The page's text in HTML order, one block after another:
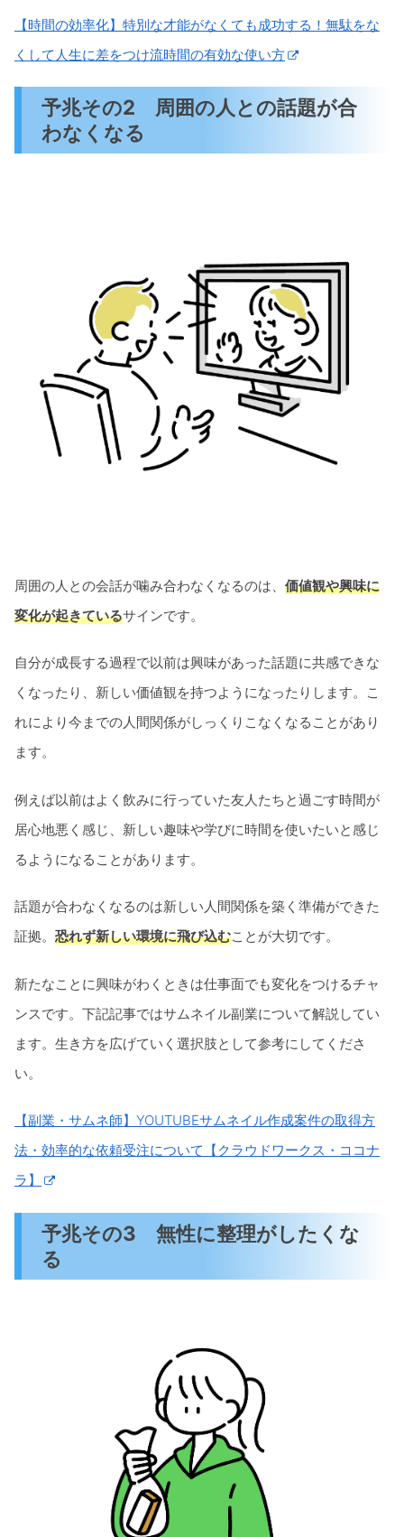
【時間の効率化】特別な才能がなくても成功する！無駄をな
くして人生に差をつけ流時間の有効な使い方
予兆その2 周囲の人との話題が合
わなくなる
周囲の人との会話が噛み合わなくなるのは、 価値観や興味に
変化が起きているサインです。
自分が成長する過程で以前は興味があった話題に共感できな
くなったり、新しい価値観を持つようになったりします。こ
れにより今までの人間関係がしっくりこなくなることがあり
ます。
例えば以前はよく飲みに行っていた友人たちと過ごす時間が
居心地悪く感じ、新しい趣味や学びに時間を使いたいと感じ
るようになることがあります。
話題が合わなくなるのは新しい人間関係を築く準備ができた
証拠。 恐れず新しい環境に飛び込むことが大切です。
新たなことに興味がわくときは仕事面でも変化をつけるチャ
ンスです。下記記事ではサムネイル副業について解説してい
ます。生き方を広げていく選択肢として参考にしてくださ
い。
【副業・サムネ師】YOUTUBEサムネイル作成案件の取得方
法・効率的な依頼受注について【クラウドワークス・ココナ
ラ】
予兆その3 無性に整理がしたくな
る